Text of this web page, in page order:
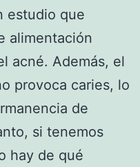
estudio que
alimentación
acné. Además, el
provoca caries, lo
de
si tenemos
hay de qué